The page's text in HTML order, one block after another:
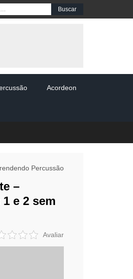
por:
Acordeon
Percussão
–
e 2 sem
Avaliar